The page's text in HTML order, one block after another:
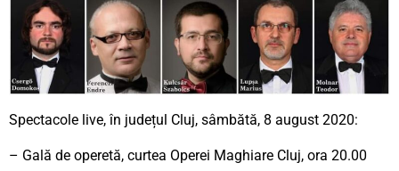
Spectacole live, în județul Cluj, sâmbătă, 8 august 2020:
– Gală de operetă, curtea Operei Maghiare Cluj, ora 20.00